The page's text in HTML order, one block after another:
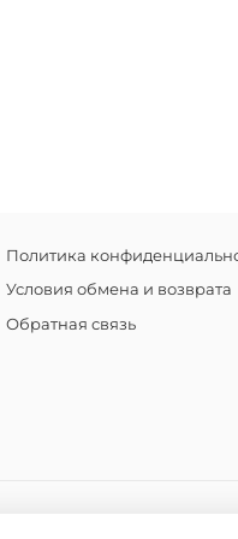
Политика
Условия обмена и возврата
Обратная связь